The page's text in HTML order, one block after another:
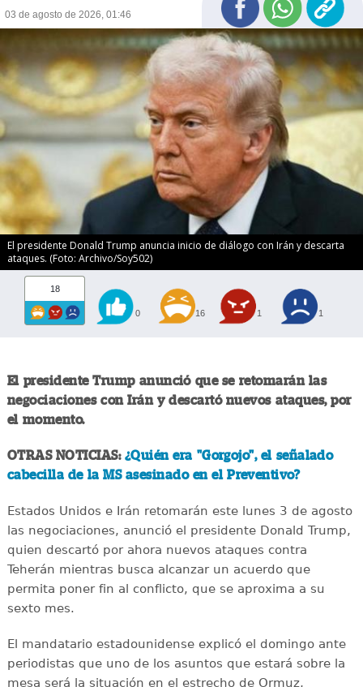
03 de agosto de 2026, 01:46
El presidente Donald Trump anuncia inicio de diálogo con Irán y descarta
ataques. (Foto: Archivo/Soy502)
18
0 16 1 1
El presidente Trump anunció que se retomarán las
negociaciones con Irán y descartó nuevos ataques, por
el momento.
OTRAS NOTICIAS: ¿Quién era "Gorgojo", el señalado
cabecilla de la MS asesinado en el Preventivo?
Estados Unidos e Irán retomarán este lunes 3 de agosto
las negociaciones, anunció el presidente Donald Trump,
quien descartó por ahora nuevos ataques contra
Teherán mientras busca alcanzar un acuerdo que
permita poner fin al conflicto, que se aproxima a su
sexto mes.
El mandatario estadounidense explicó el domingo ante
periodistas que uno de los asuntos que estará sobre la
mesa será la situación en el estrecho de Ormuz,